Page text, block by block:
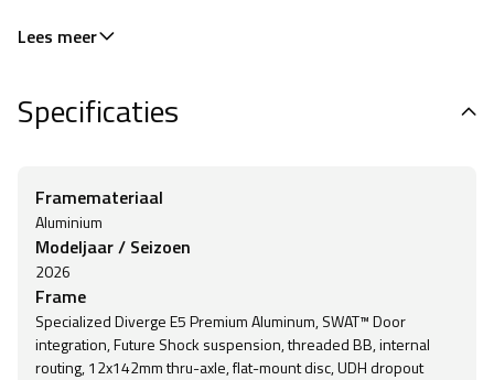
Lees meer
Specificaties
Framemateriaal
Aluminium
Modeljaar / Seizoen
2026
Frame
Specialized Diverge E5 Premium Aluminum, SWAT™ Door
integration, Future Shock suspension, threaded BB, internal
routing, 12x142mm thru-axle, flat-mount disc, UDH dropout